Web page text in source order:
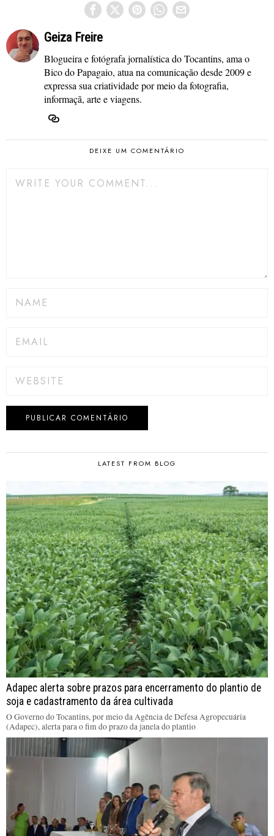
Geiza Freire
Blogueira e fotógrafa jornalística do Tocantins, ama o
Bico do Papagaio, atua na comunicação desde 2009 e
expressa sua criatividade por meio da fotografia,
informaçã, arte e viagens.
DEIXE UM COMENTÁRIO
LATEST FROM BLOG
Adapec alerta sobre prazos para encerramento do plantio de
soja e cadastramento da área cultivada
O Governo do Tocantins, por meio da Agência de Defesa Agropecuária
(Adapec), alerta para o fim do prazo da janela do plantio